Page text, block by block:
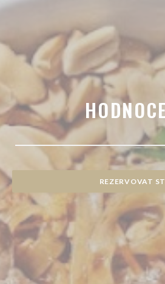
REZERVOVAT